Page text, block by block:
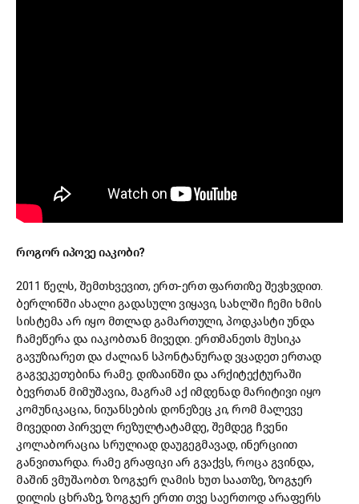
როგორ იპოვე იაკობი?
2011 წელს, შემთხვევით, ერთ-ერთ ფართიზე შევხვდით.
ბერლინში ახალი გადასული ვიყავი, სახლში ჩემი ხმის
სისტემა არ იყო მთლად გამართული, პოდკასტი უნდა
ჩამეწერა და იაკობთან მივედი. ერთმანეთს მუსიკა
გავუზიარეთ და ძალიან სპონტანურად ვცადეთ ერთად
გაგვეკეთებინა რამე. დიზაინში და არქიტექტურაში
ბევრთან მიმუშავია, მაგრამ აქ იმდენად მარიტივი იყო
კომუნიკაცია, ნიუანსების დონეზეც კი, რომ მალევე
მივედით პირველ რეზულტატამდე, შემდეგ ჩვენი
კოლაბორაცია სრულიად დაუგეგმავად, ინერციით
განვითარდა. რამე გრაფიკი არ გვაქვს, როცა გვინდა,
მაშინ ვმუშაობთ. ზოგჯერ ღამის ხუთ საათზე, ზოგჯერ
დილის ცხრაზე, ზოგჯერ ერთი თვე საერთოდ არაფერს